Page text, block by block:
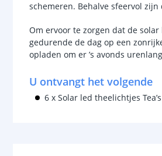
schemeren. Behalve sfeervol
Om ervoor te zorgen dat de
gedurende de dag op een
opladen om er ’s avonds
U ontvangt het volgende
6 x Solar led theelichtjes Tea’s